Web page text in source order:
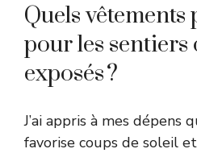
Quels
pour les sentiers
exposés ?
J’ai appris à mes dépens
favorise coups de soleil